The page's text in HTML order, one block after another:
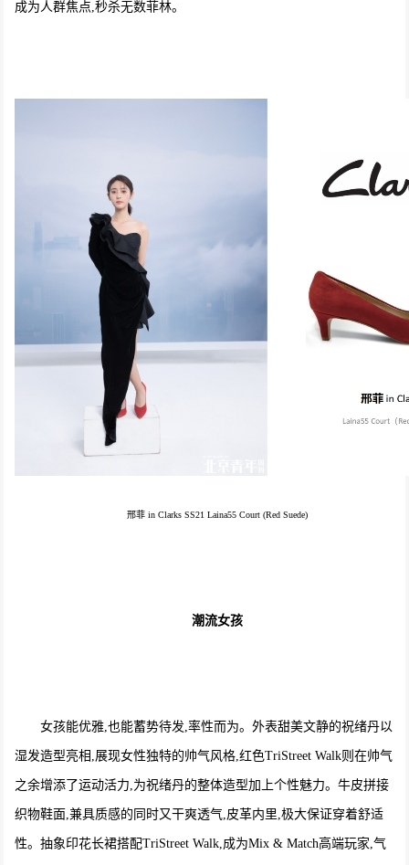
成为人群焦点,秒杀无数菲林。
邢菲 in Clarks SS21 Laina55 Court (Red Suede)
潮流女孩
女孩能优雅,也能蓄势待发,率性而为。外表甜美文静的祝绪丹以
湿发造型亮相,展现女性独特的帅气风格,红色TriStreet Walk则在帅气
之余增添了运动活力,为祝绪丹的整体造型加上个性魅力。牛皮拼接
织物鞋面,兼具质感的同时又干爽透气,皮革内里,极大保证穿着舒适
性。抽象印花长裙搭配TriStreet Walk,成为Mix & Match高端玩家,气